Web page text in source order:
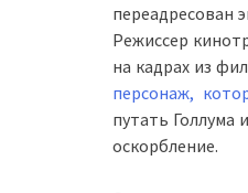
переадресован
Режиссер
на кадрах из
персонаж,
путать Голлума
оскорбление.